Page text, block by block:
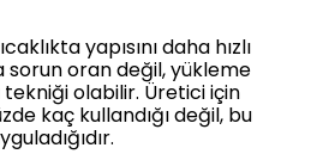
yapısını daha hızlı
sorun oran değil, yükleme
tekniği olabilir. Üretici için
kaç kullandığı değil, bu